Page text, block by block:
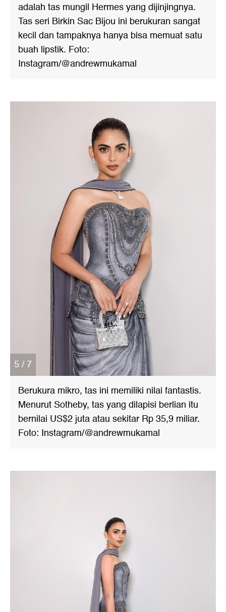
adalah tas mungil Hermes yang dijinjingnya.
Tas seri Birkin Sac Bijou ini berukuran sangat
kecil dan tampaknya hanya bisa memuat satu
buah lipstik. Foto:
Instagram/@andrewmukamal
5 / 7
Berukura mikro, tas ini memiliki nilai fantastis.
Menurut Sotheby, tas yang dilapisi berlian itu
bernilai US$2 juta atau sekitar Rp 35,9 miliar.
Foto: Instagram/@andrewmukamal